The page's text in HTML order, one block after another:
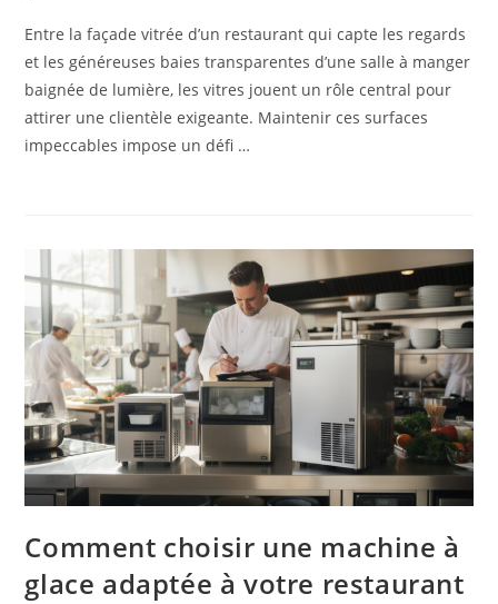
Entre la façade vitrée d’un restaurant qui capte les regards
et les généreuses baies transparentes d’une salle à manger
baignée de lumière, les vitres jouent un rôle central pour
attirer une clientèle exigeante. Maintenir ces surfaces
impeccables impose un défi …
Comment choisir une machine à
glace adaptée à votre restaurant